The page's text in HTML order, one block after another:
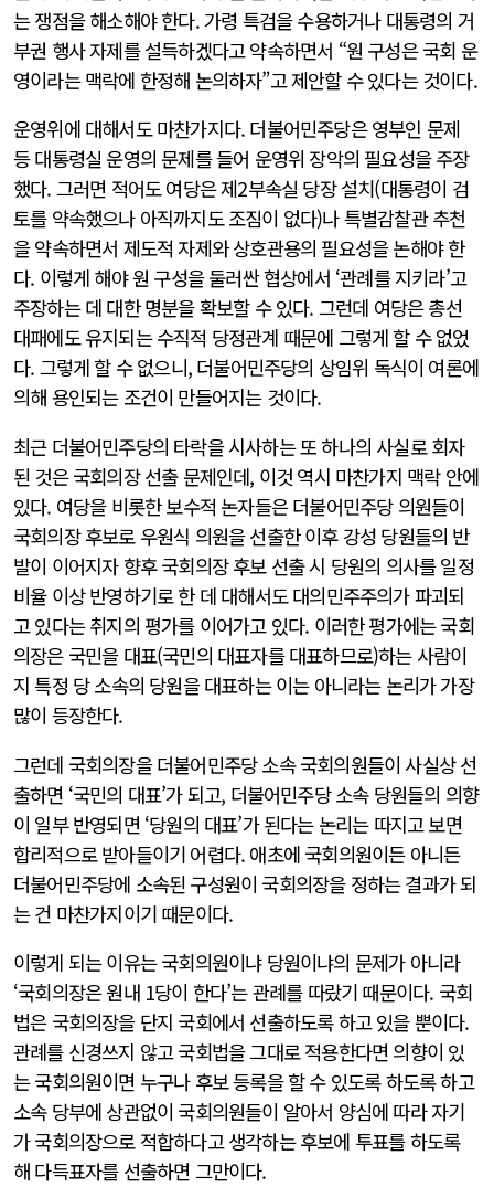
는 쟁점을 해소해야 한다. 가령 특검을 수용하거나 대통령의 거
부권 행사 자제를 설득하겠다고 약속하면서 “원 구성은 국회 운
영이라는 맥락에 한정해 논의하자”고 제안할 수 있다는 것이다.
운영위에 대해서도 마찬가지다. 더불어민주당은 영부인 문제
등 대통령실 운영의 문제를 들어 운영위 장악의 필요성을 주장
했다. 그러면 적어도 여당은 제2부속실 당장 설치(대통령이 검
토를 약속했으나 아직까지도 조짐이 없다)나 특별감찰관 추천
을 약속하면서 제도적 자제와 상호관용의 필요성을 논해야 한
다. 이렇게 해야 원 구성을 둘러싼 협상에서 ‘관례를 지키라’고
주장하는 데 대한 명분을 확보할 수 있다. 그런데 여당은 총선
대패에도 유지되는 수직적 당정관계 때문에 그렇게 할 수 없었
다. 그렇게 할 수 없으니, 더불어민주당의 상임위 독식이 여론에
의해 용인되는 조건이 만들어지는 것이다.
최근 더불어민주당의 타락을 시사하는 또 하나의 사실로 회자
된 것은 국회의장 선출 문제인데, 이것 역시 마찬가지 맥락 안에
있다. 여당을 비롯한 보수적 논자들은 더불어민주당 의원들이
국회의장 후보로 우원식 의원을 선출한 이후 강성 당원들의 반
발이 이어지자 향후 국회의장 후보 선출 시 당원의 의사를 일정
비율 이상 반영하기로 한 데 대해서도 대의민주주의가 파괴되
고 있다는 취지의 평가를 이어가고 있다. 이러한 평가에는 국회
의장은 국민을 대표(국민의 대표자를 대표하므로)하는 사람이
지 특정 당 소속의 당원을 대표하는 이는 아니라는 논리가 가장
많이 등장한다.
그런데 국회의장을 더불어민주당 소속 국회의원들이 사실상 선
출하면 ‘국민의 대표’가 되고, 더불어민주당 소속 당원들의 의향
이 일부 반영되면 ‘당원의 대표’가 된다는 논리는 따지고 보면
합리적으로 받아들이기 어렵다. 애초에 국회의원이든 아니든
더불어민주당에 소속된 구성원이 국회의장을 정하는 결과가 되
는 건 마찬가지이기 때문이다.
이렇게 되는 이유는 국회의원이냐 당원이냐의 문제가 아니라
‘국회의장은 원내 1당이 한다’는 관례를 따랐기 때문이다. 국회
법은 국회의장을 단지 국회에서 선출하도록 하고 있을 뿐이다.
관례를 신경쓰지 않고 국회법을 그대로 적용한다면 의향이 있
는 국회의원이면 누구나 후보 등록을 할 수 있도록 하도록 하고
소속 당부에 상관없이 국회의원들이 알아서 양심에 따라 자기
가 국회의장으로 적합하다고 생각하는 후보에 투표를 하도록
해 다득표자를 선출하면 그만이다.